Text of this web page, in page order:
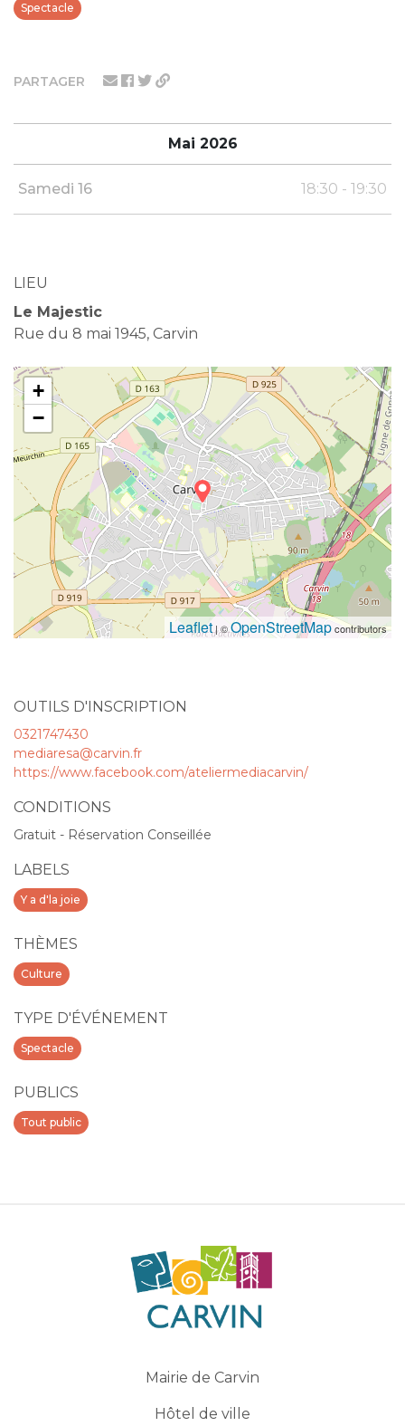
PARTAGER
Mai 2026
Samedi 16 18:30 - 19:30
LIEU
Le Majestic
Rue du 8 mai 1945, Carvin
+
−
Leaflet| ©OpenStreetMapcontributors
OUTILS D'INSCRIPTION
0321747430
mediaresa@carvin.fr
https://www.facebook.com/ateliermediacarvin/
CONDITIONS
Gratuit - Réservation Conseillée
LABELS
Y a d'la joie
THÈMES
Culture
TYPE D'ÉVÉNEMENT
Spectacle
PUBLICS
Tout public
Spectacle
Mairie de Carvin
Hôtel de ville